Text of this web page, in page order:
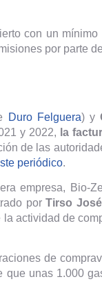
con un mínimo
por parte
Duro Felguera) y
y 2022, la
de las
periódico.
empresa, Bio-
por Tirso
actividad de
de
unas 1.000